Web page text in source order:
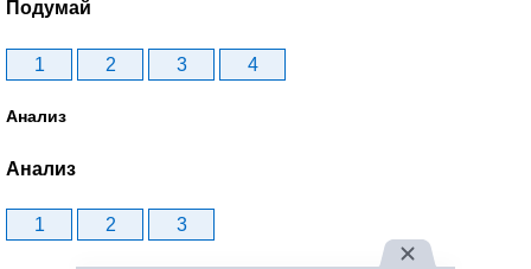
Подумай
1 2 3 4
Анализ
Анализ
1 2 3